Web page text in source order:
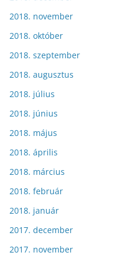
2018. november
2018. október
2018. szeptember
2018. augusztus
2018. július
2018. június
2018. május
2018. április
2018. március
2018. február
2018. január
2017. december
2017. november